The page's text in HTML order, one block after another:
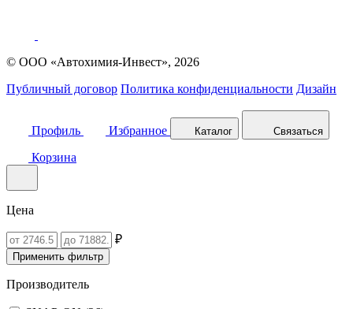
© ООО «Автохимия-Инвест», 2026
Публичный договор Политика конфиденциальности Дизайн
Профиль Избранное Каталог Связаться
Корзина
Цена
₽
Применить фильтр
Производитель